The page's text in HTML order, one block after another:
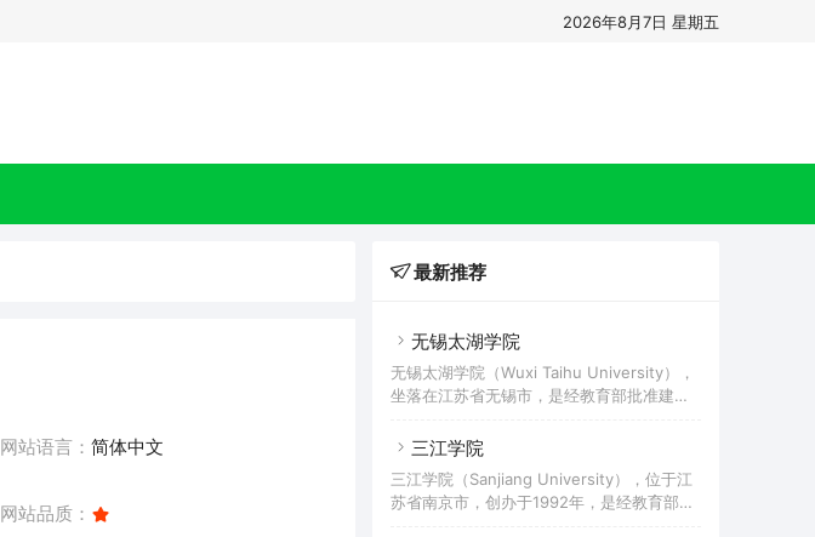
2026年8月7日 星期五
网站语言： 简体中文
网站品质：
最新推荐
无锡太湖学院
无锡太湖学院（Wuxi Taihu University），
坐落在江苏省无锡市，是经教育部批准建立
锡市重点建设的本科高校，入选教育部-中兴
用技术教育“双百计划”试点高校、中国产学
研合作创新示范基地、全国应用型高校创新
三江学院
三江学院（Sanjiang University），位于江
苏省南京市，创办于1992年，是经教育部批